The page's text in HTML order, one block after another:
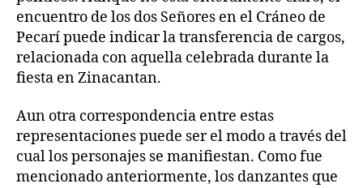
encuentro de los dos Señores en el Cráneo de
Pecarí puede indicar la transferencia de cargos,
relacionada con aquella celebrada durante la
fiesta en Zinacantan.
Aun otra correspondencia entre estas
representaciones puede ser el modo a través del
cual los personajes se manifiestan. Como fue
mencionado anteriormente, los danzantes que